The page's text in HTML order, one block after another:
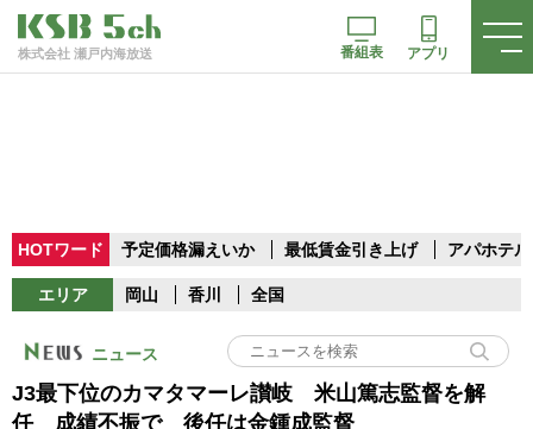
株式会社 瀬戸内海放送 番組表 アプリ
HOTワード 予定価格漏えいか 最低賃金引き上げ アパホテル
エリア 岡山 香川 全国
ニュース
J3最下位のカマタマーレ讃岐 米山篤志監督を解
任 成績不振で 後任は金鍾成監督